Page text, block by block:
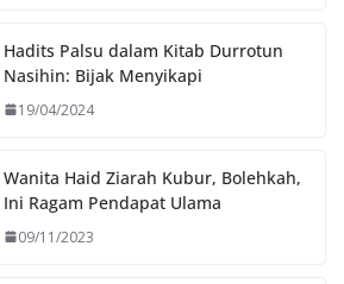
Hadits Palsu dalam Kitab Durrotun
Nasihin: Bijak Menyikapi
19/04/2024
Wanita Haid Ziarah Kubur, Bolehkah,
Ini Ragam Pendapat Ulama
09/11/2023